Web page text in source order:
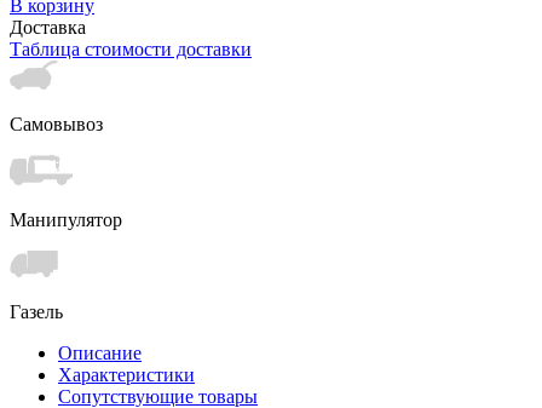
В корзину
Доставка
Таблица стоимости доставки
Самовывоз
Манипулятор
Газель
Описание
Характеристики
Сопутствующие товары